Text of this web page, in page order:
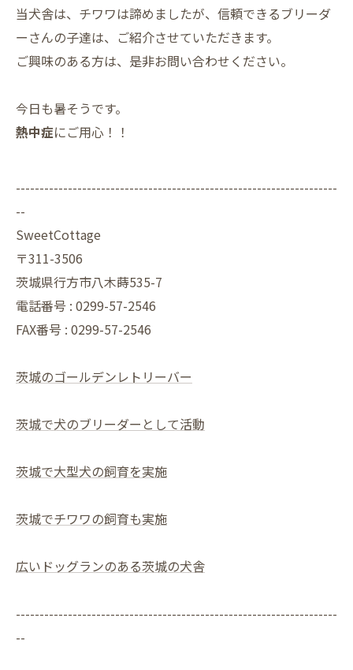
当犬舎は、チワワは諦めましたが、信頼できるブリーダ
ーさんの子達は、ご紹介させていただきます。
ご興味のある方は、是非お問い合わせください。
今日も暑そうです。
熱中症にご用心！！
--------------------------------------------------------------------
--
SweetCottage
〒311-3506
茨城県行方市八木蒔535-7
電話番号 : 0299-57-2546
FAX番号 : 0299-57-2546
茨城のゴールデンレトリーバー
茨城で犬のブリーダーとして活動
茨城で大型犬の飼育を実施
茨城でチワワの飼育も実施
広いドッグランのある茨城の犬舎
--------------------------------------------------------------------
--